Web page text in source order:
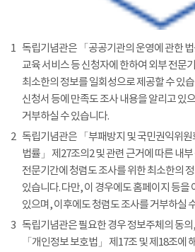
1 독립기념관은 「공공기관의 운영에 관한
교육 서비스 등 신청자에 한하여 외부 전문
최소한의 정보를 일회성으로 제공할 수 있
신청서 등에 만족도 조사 내용을 알리고 있
거부하실 수 있습니다.
2 독립기념관은 「부패방지 및 국민권익위
법률」 제27조의2 및 관련 근거에 따른 내
전문기간에 청렴도 조사를 위한 최소한의
있습니다. 다만, 이 경우에도 홈페이지 등을
있으며, 이후에도 청렴도 조사를 거부하실
3 독립기념관은 필요한 경우 정보주체의 동
「개인정보 보호법」 제17조 및 제18조에